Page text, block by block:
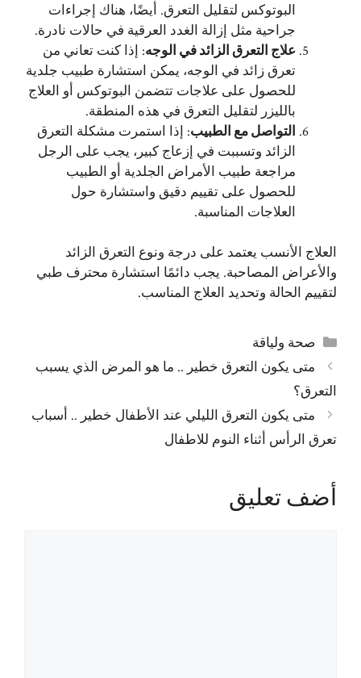
البوتوكس لتقليل التعرق. أيضًا، هناك إجراءات
جراحية مثل إزالة الغدد العرقية في حالات نادرة.
علاج التعرق الزائد في الوجه: إذا كنت تعاني من
تعرق زائد في الوجه، يمكن استشارة طبيب جلدية
للحصول على علاجات تتضمن البوتوكس أو العلاج
بالليزر لتقليل التعرق في هذه المنطقة.
التواصل مع الطبيب: إذا استمرت مشكلة التعرق
الزائد وتسببت في إزعاج كبير، يجب على الرجل
مراجعة طبيب الأمراض الجلدية أو الطبيب
للحصول على تقييم دقيق واستشارة حول
العلاجات المناسبة.
العلاج الأنسب يعتمد على درجة ونوع التعرق الزائد
والأعراض المصاحبة. يجب دائمًا استشارة محترف طبي
لتقييم الحالة وتحديد العلاج المناسب.
التصنيفات
صحة ولياقة
متى يكون التعرق خطير .. ما هو المرض الذي يسبب
التعرق؟
متى يكون التعرق الليلي عند الأطفال خطير .. أسباب
تعرق الرأس أثناء النوم للاطفال
أضف تعليق